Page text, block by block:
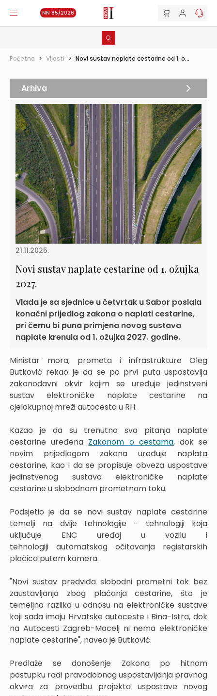
NN 85/2026
Početna > Vijesti > Novi sustav naplate cestarine od 1. o...
21.11.2025.
Novi sustav naplate cestarine od 1. ožujka
2027.
Vlada je sa sjednice u četvrtak u Sabor poslala
konačni prijedlog zakona o naplati cestarine,
pri čemu bi puna primjena novog sustava
naplate krenula od 1. ožujka 2027. godine.
Ministar mora, prometa i infrastrukture Oleg
Butković rekao je da se po prvi puta uspostavlja
zakonodavni okvir kojim se uređuje jedinstveni
sustav elektroničke naplate cestarine na
cjelokupnoj mreži autocesta u RH.
Kazao je da su trenutno sva pitanja naplate
cestarine uređena Zakonom o cestama, dok se
novim prijedlogom zakona uređuje naplata
cestarine, kao i da se propisuje obveza uspostave
jedinstvenog sustava elektroničke naplate
cestarine u slobodnom prometnom toku.
Podsjetio je da se novi sustav naplate cestarine
temelji na dvije tehnologije - tehnologiji koja
uključuje ENC uređaj u vozilu i
tehnologiji automatskog očitavanja registarskih
pločica putem kamera.
"Novi sustav predviđa slobodni prometni tok bez
zaustavljanja zbog plaćanja cestarine, što je
temeljna razlika u odnosu na elektroničke sustave
koji sada imaju Hrvatske autoceste i Bina-Istra, dok
na Autocesti Zagreb-Macelj ni nema elektroničke
naplate cestarine", naveo je Butković.
Predlaže se donošenje Zakona po hitnom
postupku radi pravodobnog uspostavljanja pravnog
okvira za provedbu projekta uspostave novog
Arhiva